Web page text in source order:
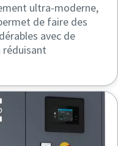
ultra-moderne,
de faire des
avec de
réduisant